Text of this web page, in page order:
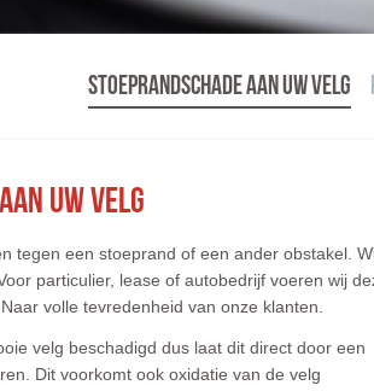
Stoeprandschade aan uw velg
uw velg
tegen een stoeprand of een ander obstakel.
particulier, lease of autobedrijf voeren wij
volle tevredenheid van onze klanten.
velg beschadigd dus laat dit direct door een
Dit voorkomt ook oxidatie van de velg